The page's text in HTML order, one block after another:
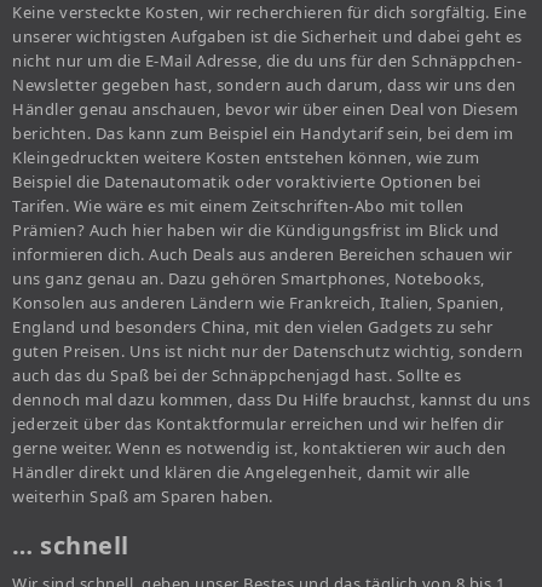
Keine versteckte Kosten, wir recherchieren für dich sorgfältig. Eine
unserer wichtigsten Aufgaben ist die Sicherheit und dabei geht es
nicht nur um die E-Mail Adresse, die du uns für den Schnäppchen-
Newsletter gegeben hast, sondern auch darum, dass wir uns den
Händler genau anschauen, bevor wir über einen Deal von Diesem
berichten. Das kann zum Beispiel ein Handytarif sein, bei dem im
Kleingedruckten weitere Kosten entstehen können, wie zum
Beispiel die Datenautomatik oder voraktivierte Optionen bei
Tarifen. Wie wäre es mit einem Zeitschriften-Abo mit tollen
Prämien? Auch hier haben wir die Kündigungsfrist im Blick und
informieren dich. Auch Deals aus anderen Bereichen schauen wir
uns ganz genau an. Dazu gehören Smartphones, Notebooks,
Konsolen aus anderen Ländern wie Frankreich, Italien, Spanien,
England und besonders China, mit den vielen Gadgets zu sehr
guten Preisen. Uns ist nicht nur der Datenschutz wichtig, sondern
auch das du Spaß bei der Schnäppchenjagd hast. Sollte es
dennoch mal dazu kommen, dass Du Hilfe brauchst, kannst du uns
jederzeit über das Kontaktformular erreichen und wir helfen dir
gerne weiter. Wenn es notwendig ist, kontaktieren wir auch den
Händler direkt und klären die Angelegenheit, damit wir alle
weiterhin Spaß am Sparen haben.
… schnell